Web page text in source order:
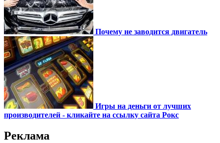
Почему не заводится двигатель
Игры на деньги от лучших
производителей - кликайте на ссылку сайта Рокс
Реклама